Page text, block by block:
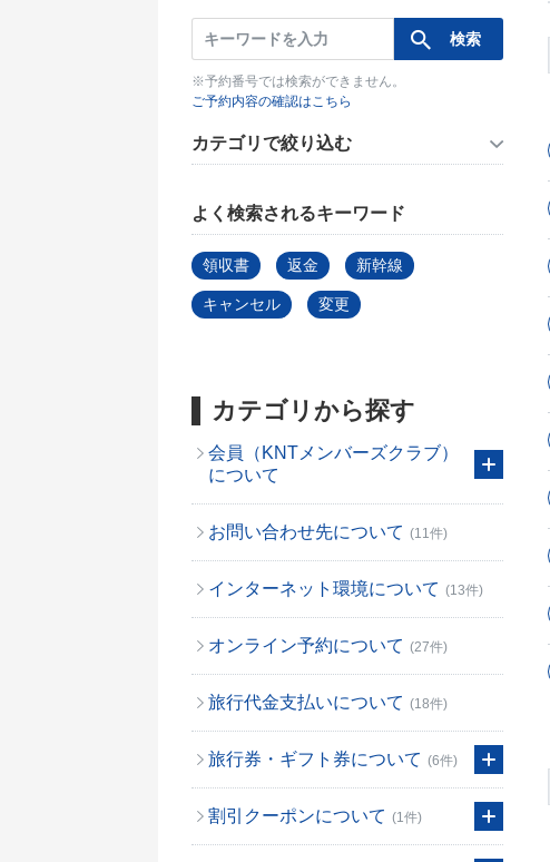
※予約番号では検索ができません。
ご予約内容の確認はこちら
カテゴリで絞り込む
よく検索されるキーワード
領収書 返金 新幹線
キャンセル 変更
カテゴリから探す
会員（KNTメンバーズクラブ）
について
お問い合わせ先について (11件)
インターネット環境について (13件)
オンライン予約について (27件)
旅行代金支払いについて (18件)
旅行券・ギフト券について (6件)
割引クーポンについて (1件)